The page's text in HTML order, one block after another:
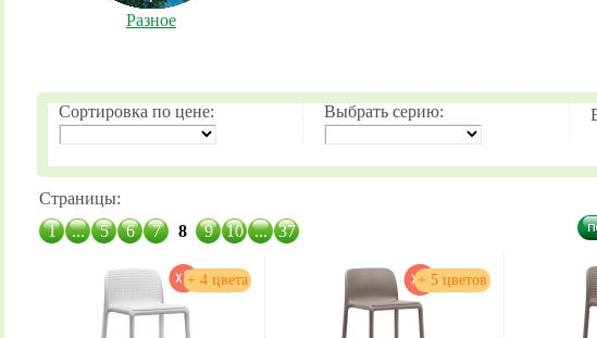
Разное
Сортировка по цене: Выбрать серию:
Страницы:
1
... 5 6 7 8 9 10 ... 37
+ 4 цвета + 5 цветов